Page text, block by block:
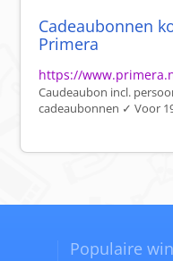
Cadeaubonnen
Primera
https://
Caudeaubon incl.
cadeaubonnen ✓ Voor
Populaire